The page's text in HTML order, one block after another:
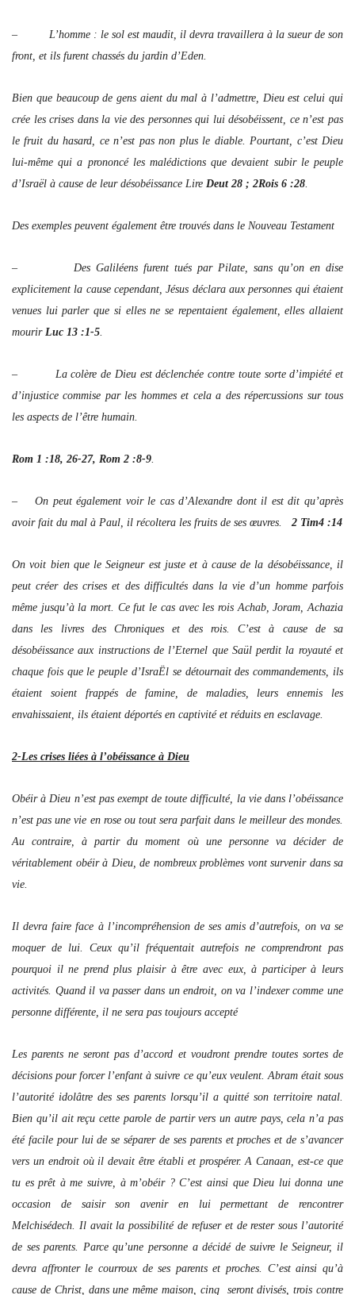
– L’homme : le sol est maudit, il devra travaillera à la sueur de son
front, et ils furent chassés du jardin d’Eden.
Bien que beaucoup de gens aient du mal à l’admettre, Dieu est celui qui
crée les crises dans la vie des personnes qui lui désobéissent, ce n’est pas
le fruit du hasard, ce n’est pas non plus le diable. Pourtant, c’est Dieu
lui-même qui a prononcé les malédictions que devaient subir le peuple
d’Israël à cause de leur désobéissance Lire Deut 28 ; 2Rois 6 :28.
Des exemples peuvent également être trouvés dans le Nouveau Testament
– Des Galiléens furent tués par Pilate, sans qu’on en dise
explicitement la cause cependant, Jésus déclara aux personnes qui étaient
venues lui parler que si elles ne se repentaient également, elles allaient
mourir Luc 13 :1-5.
– La colère de Dieu est déclenchée contre toute sorte d’impiété et
d’injustice commise par les hommes et cela a des répercussions sur tous
les aspects de l’être humain.
Rom 1 :18, 26-27, Rom 2 :8-9.
– On peut également voir le cas d’Alexandre dont il est dit qu’après
avoir fait du mal à Paul, il récoltera les fruits de ses œuvres. 2 Tim4 :14
On voit bien que le Seigneur est juste et à cause de la désobéissance, il
peut créer des crises et des difficultés dans la vie d’un homme parfois
même jusqu’à la mort. Ce fut le cas avec les rois Achab, Joram, Achazia
dans les livres des Chroniques et des rois. C’est à cause de sa
désobéissance aux instructions de l’Eternel que Saül perdit la royauté et
chaque fois que le peuple d’IsraËl se détournait des commandements, ils
étaient soient frappés de famine, de maladies, leurs ennemis les
envahissaient, ils étaient déportés en captivité et réduits en esclavage.
2-Les crises liées à l’obéissance à Dieu
Obéir à Dieu n’est pas exempt de toute difficulté, la vie dans l’obéissance
n’est pas une vie en rose ou tout sera parfait dans le meilleur des mondes.
Au contraire, à partir du moment où une personne va décider de
véritablement obéir à Dieu, de nombreux problèmes vont survenir dans sa
vie.
Il devra faire face à l’incompréhension de ses amis d’autrefois, on va se
moquer de lui. Ceux qu’il fréquentait autrefois ne comprendront pas
pourquoi il ne prend plus plaisir à être avec eux, à participer à leurs
activités. Quand il va passer dans un endroit, on va l’indexer comme une
personne différente, il ne sera pas toujours accepté
Les parents ne seront pas d’accord et voudront prendre toutes sortes de
décisions pour forcer l’enfant à suivre ce qu’eux veulent. Abram était sous
l’autorité idolâtre des ses parents lorsqu’il a quitté son territoire natal.
Bien qu’il ait reçu cette parole de partir vers un autre pays, cela n’a pas
été facile pour lui de se séparer de ses parents et proches et de s’avancer
vers un endroit où il devait être établi et prospérer. A Canaan, est-ce que
tu es prêt à me suivre, à m’obéir ? C’est ainsi que Dieu lui donna une
occasion de saisir son avenir en lui permettant de rencontrer
Melchisédech. Il avait la possibilité de refuser et de rester sous l’autorité
de ses parents. Parce qu’une personne a décidé de suivre le Seigneur, il
devra affronter le courroux de ses parents et proches. C’est ainsi qu’à
cause de Christ, dans une même maison, cinq seront divisés, trois contre